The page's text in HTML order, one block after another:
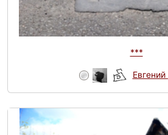
***
Евгений